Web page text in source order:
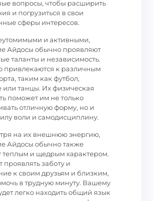
вопросы, чтобы расширить
и погрузиться в свои
сферы интересов.
и активными,
Айдосы обычно проявляют
таланты и независимость.
привлекаются к различным
таким как футбол,
или танцы. Их физическая
поможет им не только
отличную форму, но и
воли и самодисциплину.
на их внешнюю энергию,
Айдосы обычно также
теплым и щедрым характером.
проявлять заботу и
к своим друзьям и близким,
в трудную минуту. Вашему
легко находить общий язык